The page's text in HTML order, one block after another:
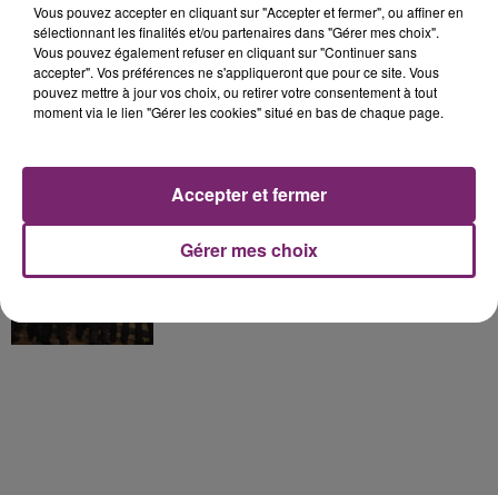
éclipse solaire du 12 Août 2026
158 pompiers de la région sont
partis hier soir pour la Gironde
Vous pouvez accepter en cliquant sur "Accepter et fermer", ou affiner en
sélectionnant les finalités et/ou partenaires dans "Gérer mes choix".
Vous pouvez également refuser en cliquant sur "Continuer sans
accepter". Vos préférences ne s'appliqueront que pour ce site. Vous
pouvez mettre à jour vos choix, ou retirer votre consentement à tout
moment via le lien "Gérer les cookies" situé en bas de chaque page.
Gérer mes choix
Accepter et fermer